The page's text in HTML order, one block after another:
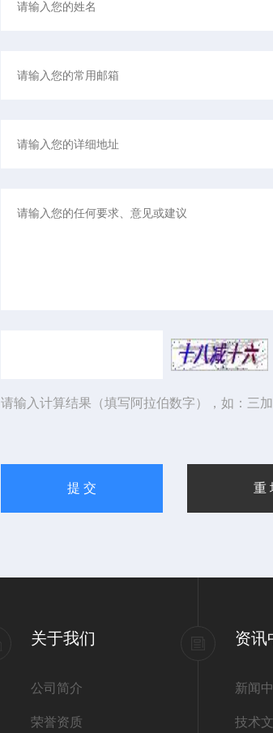
请输入计算结果（填写阿拉伯数字），如：三
关于我们
公司简介
荣誉资质
资讯
新闻
技术